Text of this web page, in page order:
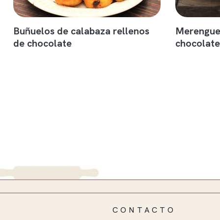
Buñuelos de calabaza rellenos
de chocolate
chocolate
CONTACTO